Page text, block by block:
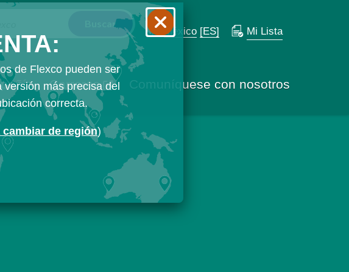
México [ES] Mi Lista
Carreras Comuníquese con nosotros
de Flexco pueden ser
más precisa del
correcta.
de región)